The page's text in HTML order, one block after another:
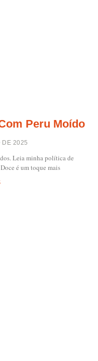
Peru Moído
DE 2025
Leia minha política de
é um toque mais